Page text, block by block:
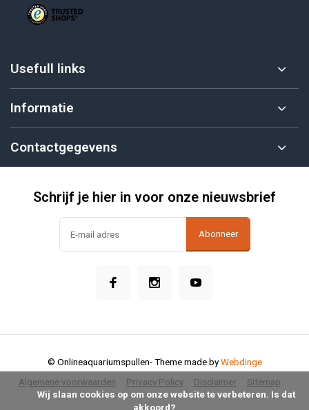
Usefull links
Informatie
Contactgegevens
Schrijf je hier in voor onze nieuwsbrief
Abonneer
Algemene voorwaarden Privacy Policy Disclaimer Sitemap
© Onlineaquariumspullen- Theme made byWebdinge
akkoord?